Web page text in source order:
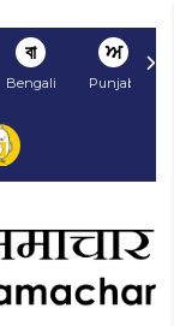
বা
Bengali
ਅ
Punjabi